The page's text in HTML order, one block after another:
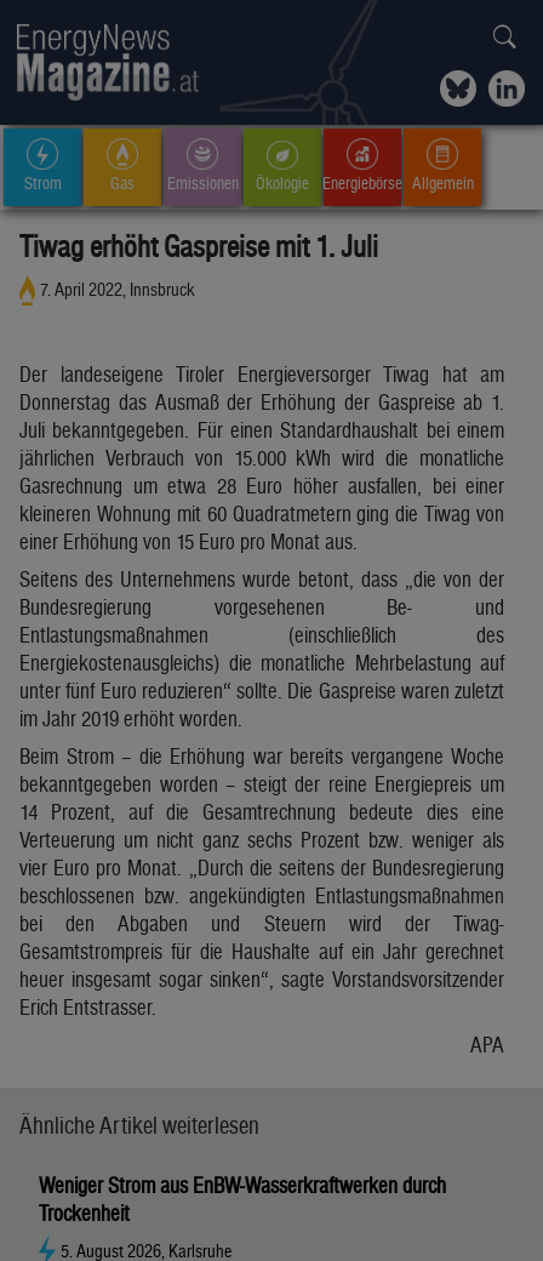
Strom Gas Emissionen Ökologie Energiebörse Allgemein
Tiwag erhöht Gaspreise mit 1. Juli
7. April 2022, Innsbruck
Der landeseigene Tiroler Energieversorger Tiwag hat am
Donnerstag das Ausmaß der Erhöhung der Gaspreise ab 1.
Juli bekanntgegeben. Für einen Standardhaushalt bei einem
jährlichen Verbrauch von 15.000 kWh wird die monatliche
Gasrechnung um etwa 28 Euro höher ausfallen, bei einer
kleineren Wohnung mit 60 Quadratmetern ging die Tiwag von
einer Erhöhung von 15 Euro pro Monat aus.
Seitens des Unternehmens wurde betont, dass „die von der
Bundesregierung vorgesehenen Be- und
Entlastungsmaßnahmen (einschließlich des
Energiekostenausgleichs) die monatliche Mehrbelastung auf
unter fünf Euro reduzieren“ sollte. Die Gaspreise waren zuletzt
im Jahr 2019 erhöht worden.
Beim Strom – die Erhöhung war bereits vergangene Woche
bekanntgegeben worden – steigt der reine Energiepreis um
14 Prozent, auf die Gesamtrechnung bedeute dies eine
Verteuerung um nicht ganz sechs Prozent bzw. weniger als
vier Euro pro Monat. „Durch die seitens der Bundesregierung
beschlossenen bzw. angekündigten Entlastungsmaßnahmen
bei den Abgaben und Steuern wird der Tiwag-
Gesamtstrompreis für die Haushalte auf ein Jahr gerechnet
heuer insgesamt sogar sinken“, sagte Vorstandsvorsitzender
Erich Entstrasser.
APA
Ähnliche Artikel weiterlesen
Weniger Strom aus EnBW-Wasserkraftwerken durch
Trockenheit
5. August 2026, Karlsruhe